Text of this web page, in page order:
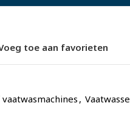
toe aan favorieten
,